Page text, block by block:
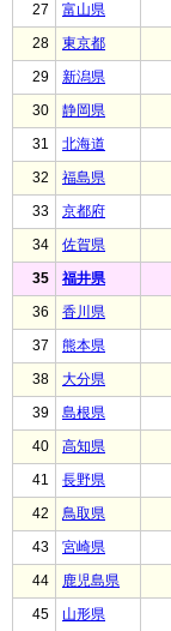
27
富山県
28
東京都
29
新潟県
30
静岡県
31
北海道
32
福島県
33
京都府
34
佐賀県
35
福井県
36
香川県
37
熊本県
38
大分県
39
島根県
40
高知県
41
長野県
42
鳥取県
43
宮崎県
44
鹿児島県
45
山形県